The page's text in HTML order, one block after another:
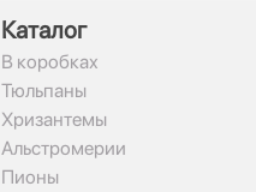
Каталог
В коробках
Тюльпаны
Хризантемы
Альстромерии
Пионы